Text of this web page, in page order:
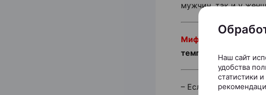
мужчин, так и у
Миф №2.
темпераментом
– Если откинуть
Наш сайт
удобства
статистики